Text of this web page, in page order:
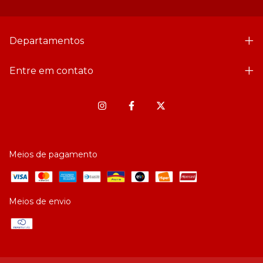
Departamentos
Entre em contato
Meios de pagamento
Meios de envio